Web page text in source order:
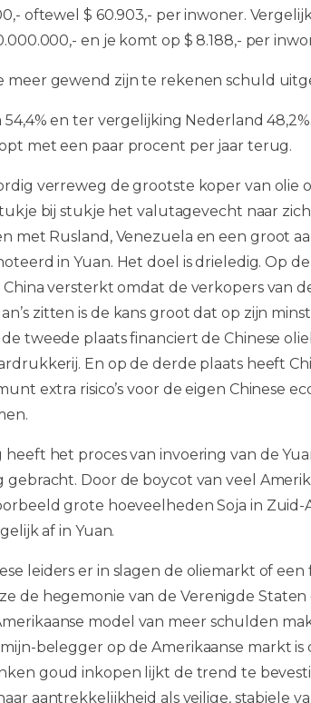
oftewel $ 60.903,- per inwoner.
en je komt op $ 8.188,- per
meer gewend zijn te rekenen schuld
54,4% en ter vergelijking Nederland
met een paar procent per jaar terug.
verreweg de grootste koper van olie
bij stukje het valutagevecht naar
met Rusland, Venezuela en een groot
in Yuan. Het doel is drieledig. Op
versterkt omdat de verkopers van
zitten is de kans groot dat op zijn
tweede plaats financiert de Chinese
En op de derde plaats heeft
extra risico’s voor de eigen Chinese
heeft het proces van invoering van de
gebracht. Door de boycot van veel
grote hoeveelheden Soja in Zuid-
af in Yuan.
leiders er in slagen de oliemarkt of een
de hegemonie van de Verenigde
model van meer schulden
belegger op de Amerikaanse markt is
goud inkopen lijkt de trend te
aantrekkelijkheid als veilige, stabiele